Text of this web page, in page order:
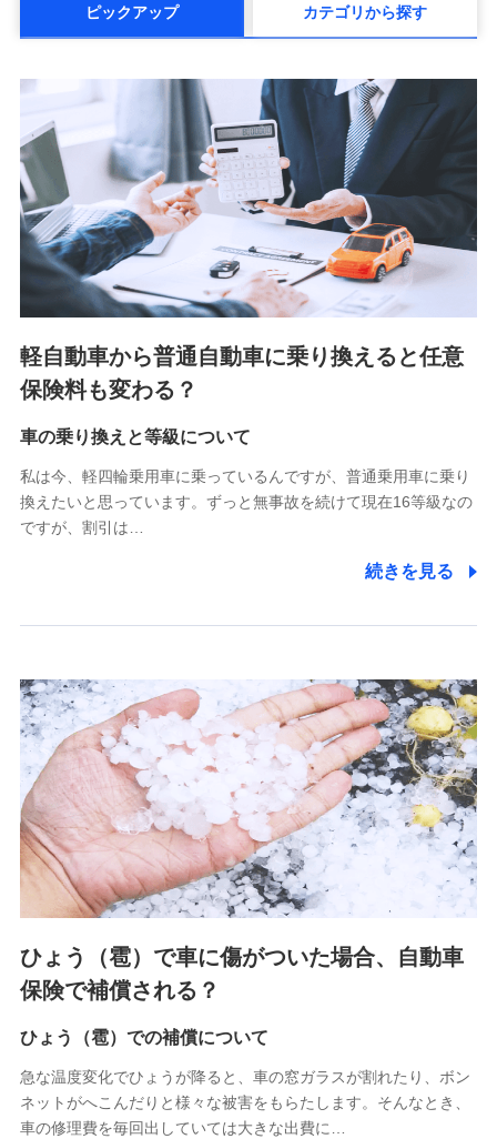
メットライフ生命株式会社(https://www.metlife.co.jp/)
■少額短期保険
株式会社アシロ少額短期保険 (https://kailash.co.jp/)
SBIいきいき少額短期保険会社 (https://www.i-
sedai.com/)
SBIペット少額短期保険株式会社 (https://www.sbipet-
ssi.co.jp/)
SBIリスタ少額短期保険会社
(https://www.jishin.co.jp/)
スマートプラス少額短期保険株式会社
チューリッヒ少額短期保険株式会社
(https://www.zurichssi.co.jp/)
(https://www.tokiomarine-x.co.jp/)
(https://pshoken.co.jp/)
リトルファミリー少額短期保険株式会社
(https://www.littlefamily-ssi.com/)
郵便、電話、およびＥメール等により、当社と取引のあるも
た維持管理等の委託業務遂行のため、またそれらに付帯、関
連する当社および提携会社のサービスを案内、提供するため
（なお、当社は複数の保険会社と取引があり、取得した個人
情報を取引のある他の保険会社の商品・サービスをご提案す
るために利用させていただくことがあります。）
上記に係る連絡・手続き・管理等付帯業務を行うため
3.セミナー募集サイトから取得した個人情報
各種セミナーの案内、開催のため
上記に係る連絡・手続き・管理等付帯業務を行うため
4.家族・友達紹介にて取得した個人情報
被紹介者への連絡、及び当社と取引のあるもしくは委託を受
けている保険会社・提携会社の保険その他に関する情報を提
供し、金融商品等の契約を勧奨するため
アンケートやキャンペーン等の実施のため
上記に係る連絡・手続き・管理等付帯業務を行うため
5.通話録音にて取得する情報
ピックアップ カテゴリから探す
軽自動車から普通自動車に乗り換えると任意
保険料も変わる？
車の乗り換えと等級について
私は今、軽四輪乗用車に乗っているんですが、普通乗用車に乗り
換えたいと思っています。ずっと無事故を続けて現在16等級なの
ですが、割引は…
続きを見る
ひょう（雹）で車に傷がついた場合、自動車
保険で補償される？
ひょう（雹）での補償について
急な温度変化でひょうが降ると、車の窓ガラスが割れたり、ボン
ネットがへこんだりと様々な被害をもらたします。そんなとき、
車の修理費を毎回出していては大きな出費に…